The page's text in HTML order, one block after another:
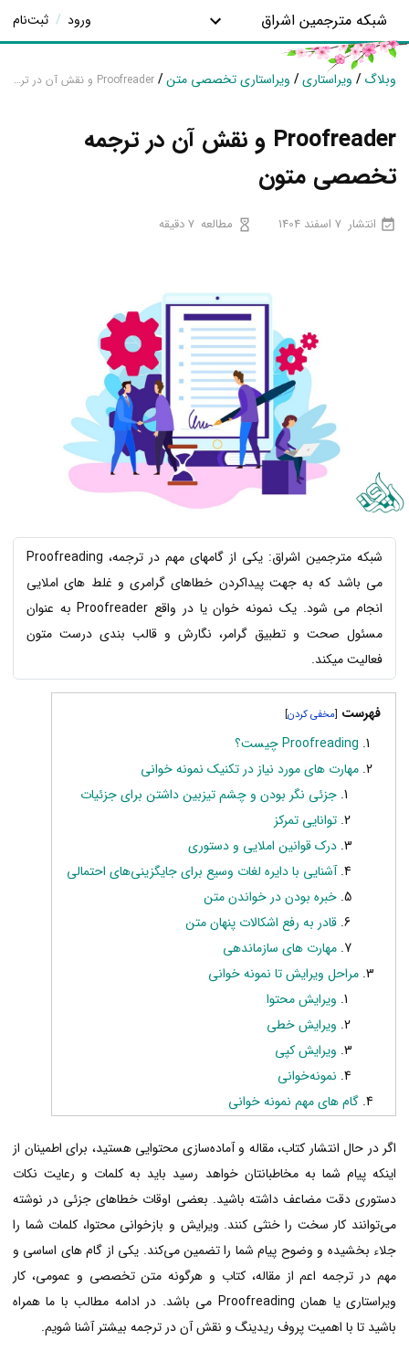
شبکه مترجمین اشراق ورود / ثبت‌نام
وبلاگ / ویراستاری/ ویراستاری تخصصی متن/ Proofreader و نقش آن در ترجمه تخصصی متون
Proofreader و نقش آن در ترجمه
تخصصی متون
انتشار 7 اسفند 1404 مطالعه 7 دقیقه
شبکه مترجمین اشراق: یکی از گامهای مهم در ترجمه، Proofreading
می باشد که به جهت پیداکردن خطاهای گرامری و غلط های املایی
انجام می شود. یک نمونه خوان یا در واقع Proofreader به عنوان
مسئول صحت و تطبیق گرامر، نگارش و قالب بندی درست متون
فعالیت میکند.
فهرست [
]
Proofreading چیست؟
مهارت های مورد نیاز در تکنیک نمونه خوانی
جزئی نگر بودن و چشم تیزبین داشتن برای جزئیات
توانایی تمرکز
درک قوانین املایی و دستوری
آشنایی با دایره لغات وسیع برای جایگزینی‌های احتمالی
خبره بودن در خواندن متن
قادر به رفع اشکالات پنهان متن
مهارت های سازماندهی
مراحل ویرایش تا نمونه خوانی
ویرایش محتوا
ویرایش خطی
ویرایش کپی
نمونه‌خوانی
گام های مهم نمونه‌ خوانی
اگر در حال انتشار کتاب، مقاله و آماده‌سازی محتوایی هستید، برای اطمینان از
اینکه پیام شما به مخاطبانتان خواهد رسید باید به کلمات و رعایت نکات
دستوری دقت مضاعف داشته باشید. بعضی اوقات خطاهای جزئی در نوشته
می‌توانند کار سخت را خنثی کنند. ویرایش و بازخوانی محتوا، کلمات شما را
جلاء بخشیده و وضوح پیام شما را تضمین می‌کند. یکی از گام های اساسی و
مهم در ترجمه اعم از مقاله، کتاب و هرگونه متن تخصصی و عمومی، کار
ویراستاری یا همان Proofreading می باشد. در ادامه مطالب با ما همراه
باشید تا با اهمیت پروف ریدینگ و نقش آن در ترجمه بیشتر آشنا شویم.